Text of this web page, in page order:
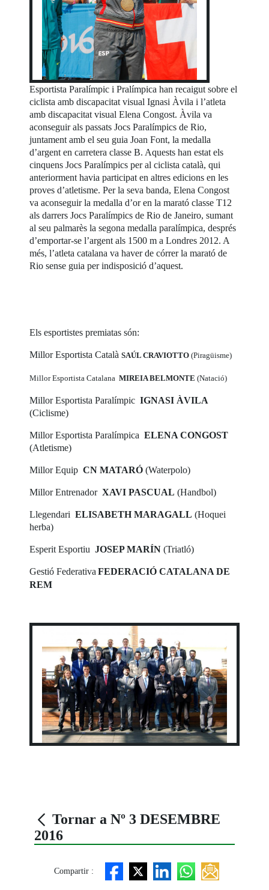
Esportista Paralímpic i Pralímpica han recaigut sobre el
ciclista amb discapacitat visual Ignasi Àvila i l’atleta
amb discapacitat visual Elena Congost. Àvila va
aconseguir als passats Jocs Paralímpics de Rio,
juntament amb el seu guia Joan Font, la medalla
d’argent en carretera classe B. Aquests han estat els
cinquens Jocs Paralímpics per al ciclista català, qui
anteriorment havia participat en altres edicions en les
proves d’atletisme. Per la seva banda, Elena Congost
va aconseguir la medalla d’or en la marató classe T12
als darrers Jocs Paralímpics de Rio de Janeiro, sumant
al seu palmarès la segona medalla paralímpica, després
d’emportar-se l’argent als 1500 m a Londres 2012. A
més, l’atleta catalana va haver de córrer la marató de
Rio sense guia per indisposició d’aquest.
Els esportistes premiatas són:
Millor Esportista CatalàSAÚL CRAVIOTTO (Piragüisme)
Millor Esportista CatalanaMIREIA BELMONTE (Natació)
Millor Esportista ParalímpicIGNASI ÀVILA
(Ciclisme)
Millor Esportista Paralímpica ELENA CONGOST
(Atletisme)
Millor EquipCN MATARÓ (Waterpolo)
Millor EntrenadorXAVI PASCUAL (Handbol)
Llegendari ELISABETH MARAGALL (Hoquei
herba)
Esperit Esportiu JOSEP MARÍN (Triatló)
Gestió Federativa FEDERACIÓ CATALANA DE
REM
Tornar a Nº 3 DESEMBRE
2016
Compartir :